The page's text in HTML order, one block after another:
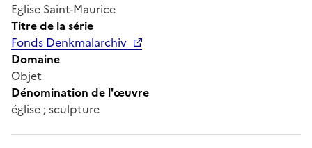
Eglise Saint-Maurice
Titre de la série
Fonds Denkmalarchiv
Domaine
Objet
Dénomination de l'œuvre
église ; sculpture